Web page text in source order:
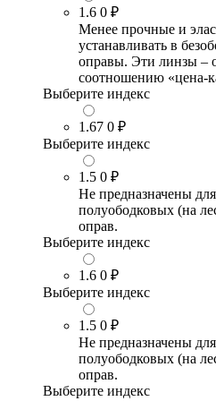
1.6 0 ₽
Менее прочные и
устанавливать в
оправы. Эти линзы –
соотношению «цена-
Выберите индекс
1.67 0 ₽
Выберите индекс
1.5 0 ₽
Не предназначены
полуободковых (на
оправ.
Выберите индекс
1.6 0 ₽
Выберите индекс
1.5 0 ₽
Не предназначены
полуободковых (на
оправ.
Выберите индекс